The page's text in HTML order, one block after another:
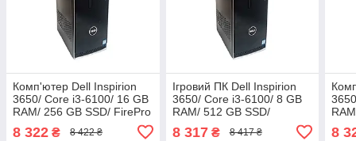
Комп'ютер Dell Inspirion
3650/ Core i3-6100/ 16 GB
RAM/ 256 GB SSD/ FirePro
8 322 ₴ 8 422 ₴
Ігровий ПК Dell Inspirion
3650/ Core i3-6100/ 8 GB
RAM/ 512 GB SSD/
8 317₴ 8 417 ₴ 8